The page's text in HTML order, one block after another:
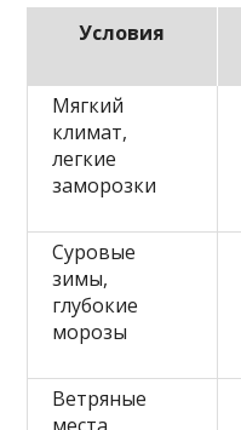
Условия
Мягкий
климат,
легкие
заморозки
Суровые
зимы,
глубокие
морозы
Ветряные